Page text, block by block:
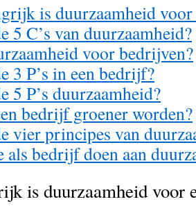
is duurzaamheid
5 C’s van duurzaamheid?
voor bedrijven?
3 P’s in een bedrijf?
5 P’s duurzaamheid?
bedrijf groener worden?
vier principes van
als bedrijf doen aan
is duurzaamheid voor